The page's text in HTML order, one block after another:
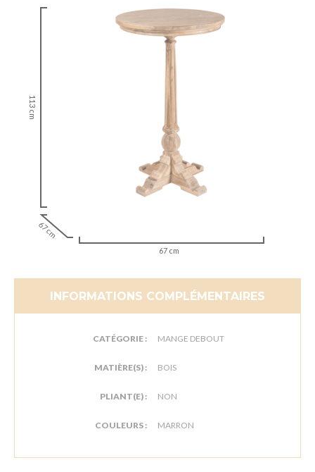
113 cm
67 cm
67 cm
INFORMATIONS COMPLÉMENTAIRES
CATÉGORIE : MANGE DEBOUT
MATIÈRE(S) : BOIS
PLIANT(E) : NON
COULEURS : MARRON